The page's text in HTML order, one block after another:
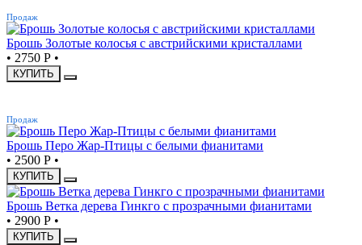
Продаж
Брошь Золотые колосья с австрийскими кристаллами
• 2750 Р •
КУПИТЬ
Продаж
Брошь Перо Жар-Птицы с белыми фианитами
• 2500 Р •
КУПИТЬ
Брошь Ветка дерева Гинкго с прозрачными фианитами
• 2900 Р •
КУПИТЬ